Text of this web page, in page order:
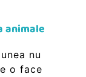
animale
nu
o face